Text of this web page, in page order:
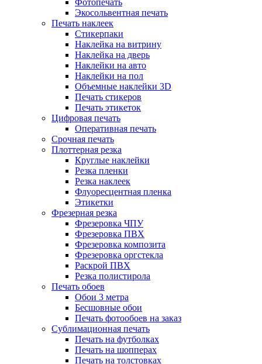
Фотопечать
Экосольвентная печать
Печать наклеек
Стикерпаки
Наклейка на витрину
Наклейка на дверь
Наклейки на авто
Наклейки на пол
Объемные наклейки 3D
Печать стикеров
Печать этикеток
Цифровая печать
Оперативная печать
Срочная печать
Плоттерная резка
Круглые наклейки
Резка пленки
Резка наклеек
Флуоресцентная пленка
Этикетки
Фрезерная резка
Фрезеровка ЧПУ
Фрезеровка ПВХ
Фрезеровка композита
Фрезеровка оргстекла
Раскрой ПВХ
Резка полистирола
Печать обоев
Обои 3 метра
Бесшовные обои
Печать фотообоев на заказ
Сублимационная печать
Печать на футболках
Печать на шопперах
Печать на толстовках